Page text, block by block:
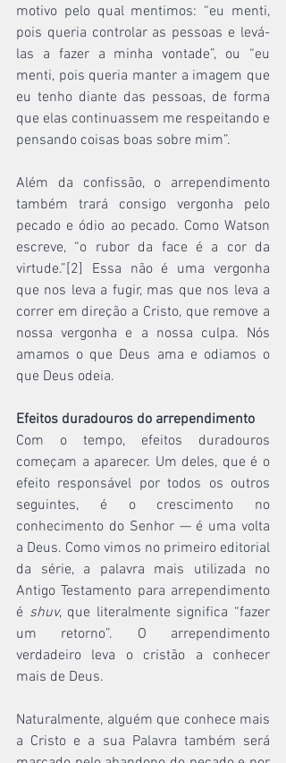
motivo pelo qual mentimos: “eu menti,
pois queria controlar as pessoas e levá-
las a fazer a minha vontade”, ou “eu
menti, pois queria manter a imagem que
eu tenho diante das pessoas, de forma
que elas continuassem me respeitando e
pensando coisas boas sobre mim”.
Além da confissão, o arrependimento
também trará consigo vergonha pelo
pecado e ódio ao pecado. Como Watson
escreve, “o rubor da face é a cor da
virtude.”[2] Essa não é uma vergonha
que nos leva a fugir, mas que nos leva a
correr em direção a Cristo, que remove a
nossa vergonha e a nossa culpa. Nós
amamos o que Deus ama e odiamos o
que Deus odeia.
Efeitos duradouros do arrependimento
Com o tempo, efeitos duradouros
começam a aparecer. Um deles, que é o
efeito responsável por todos os outros
seguintes, é o crescimento no
conhecimento do Senhor — é uma volta
a Deus. Como vimos no primeiro editorial
da série, a palavra mais utilizada no
Antigo Testamento para arrependimento
é shuv, que literalmente significa “fazer
um retorno”. O arrependimento
verdadeiro leva o cristão a conhecer
mais de Deus.
Naturalmente, alguém que conhece mais
a Cristo e a sua Palavra também será